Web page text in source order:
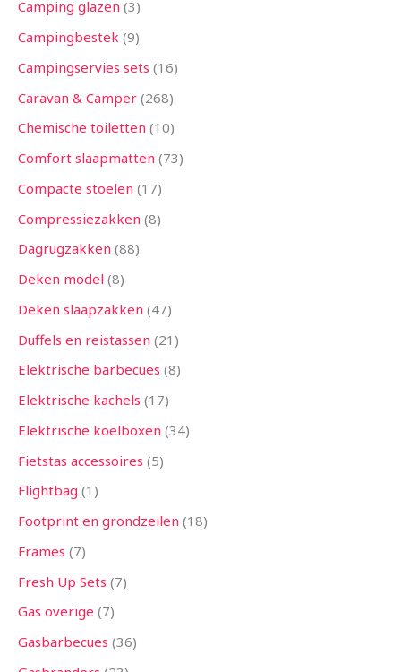
Camping glazen 3
Campingbestek 9
Campingservies sets 16
Caravan & Camper 268
Chemische toiletten 10
Comfort slaapmatten 73
Compacte stoelen 17
Compressiezakken 8
Dagrugzakken 88
Deken model 8
Deken slaapzakken 47
Duffels en reistassen 21
Elektrische barbecues 8
Elektrische kachels 17
Elektrische koelboxen 34
Fietstas accessoires 5
Flightbag 1
Footprint en grondzeilen 18
Frames 7
Fresh Up Sets 7
Gas overige 7
Gasbarbecues 36